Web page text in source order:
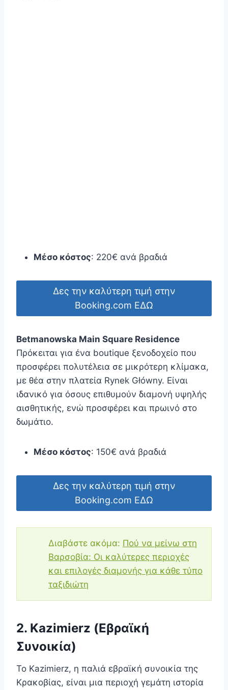
Μέσο κόστος: 220€ ανά βραδιά
Δες την καλύτερη τιμή στην
Booking.com ΕΔΩ
Betmanowska Main Square Residence
Πρόκειται για ένα boutique ξενοδοχείο που
προσφέρει πολυτέλεια σε μικρότερη κλίμακα,
με θέα στην πλατεία Rynek Główny. Είναι
ιδανικό για όσους επιθυμούν διαμονή υψηλής
αισθητικής, ενώ προσφέρει και πρωινό στο
δωμάτιο.
Μέσο κόστος: 150€ ανά βραδιά
Δες την καλύτερη τιμή στην
Booking.com ΕΔΩ
Διαβάστε ακόμα: Πού να μείνω στη
Βαρσοβία: Οι καλύτερες περιοχές
και επιλογές διαμονής για κάθε τύπο
ταξιδιώτη
2. Kazimierz (Εβραϊκή
Συνοικία)
Το Kazimierz, η παλιά εβραϊκή συνοικία της
Κρακοβίας, είναι μια περιοχή γεμάτη ιστορία